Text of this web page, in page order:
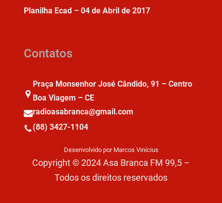
Planilha Ecad – 04 de Abril de 2017
Contatos
Praça Monsenhor José Cândido, 91 – Centro
Boa Viagem – CE
radioasabranca@gmail.com
(88) 3427-1104
Desenvolvido por Marcos Vinícius
Copyright © 2024 Asa Branca FM 99,5 –
Todos os direitos reservados